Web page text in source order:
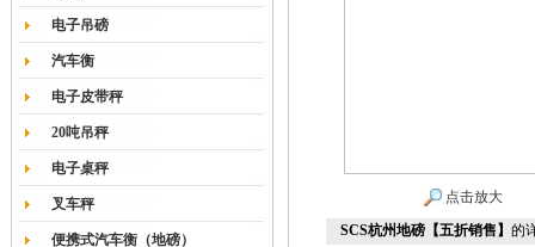
电子吊磅
汽车衡
电子皮带秤
20吨吊秤
电子桌秤
叉车秤
便携式汽车衡（地磅）
点击放大
SCS杭州地磅【五折销售】 的